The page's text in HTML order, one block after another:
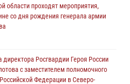
области проходят мероприятия,
со дня рождения генерала армии
директора Росгвардии Героя России
с заместителем полномочного
Федерации в Северо-